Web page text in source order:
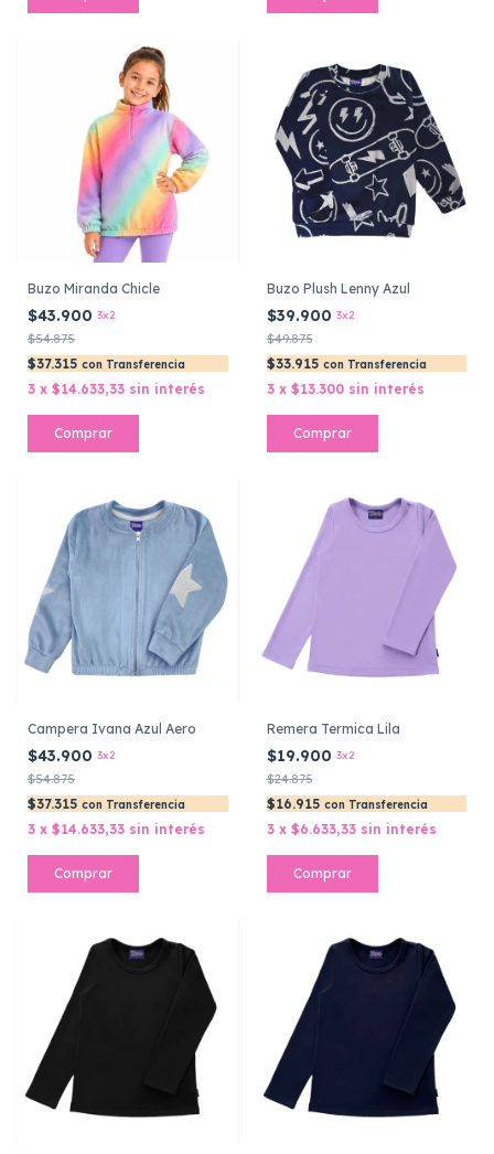
Buzo Miranda Chicle
$43.900 3x2
$54.875
$37.315 con Transferencia
3 x $14.633,33 sin interés
Comprar
Buzo Plush Lenny Azul
$39.900 3x2
$49.875
$33.915 con Transferencia
3 x $13.300 sin interés
Comprar
Campera Ivana Azul Aero
$43.900 3x2
$54.875
$37.315 con Transferencia
3 x $14.633,33 sin interés
Comprar
Remera Termica Lila
$19.900 3x2
$24.875
$16.915 con Transferencia
3 x $6.633,33 sin interés
Comprar